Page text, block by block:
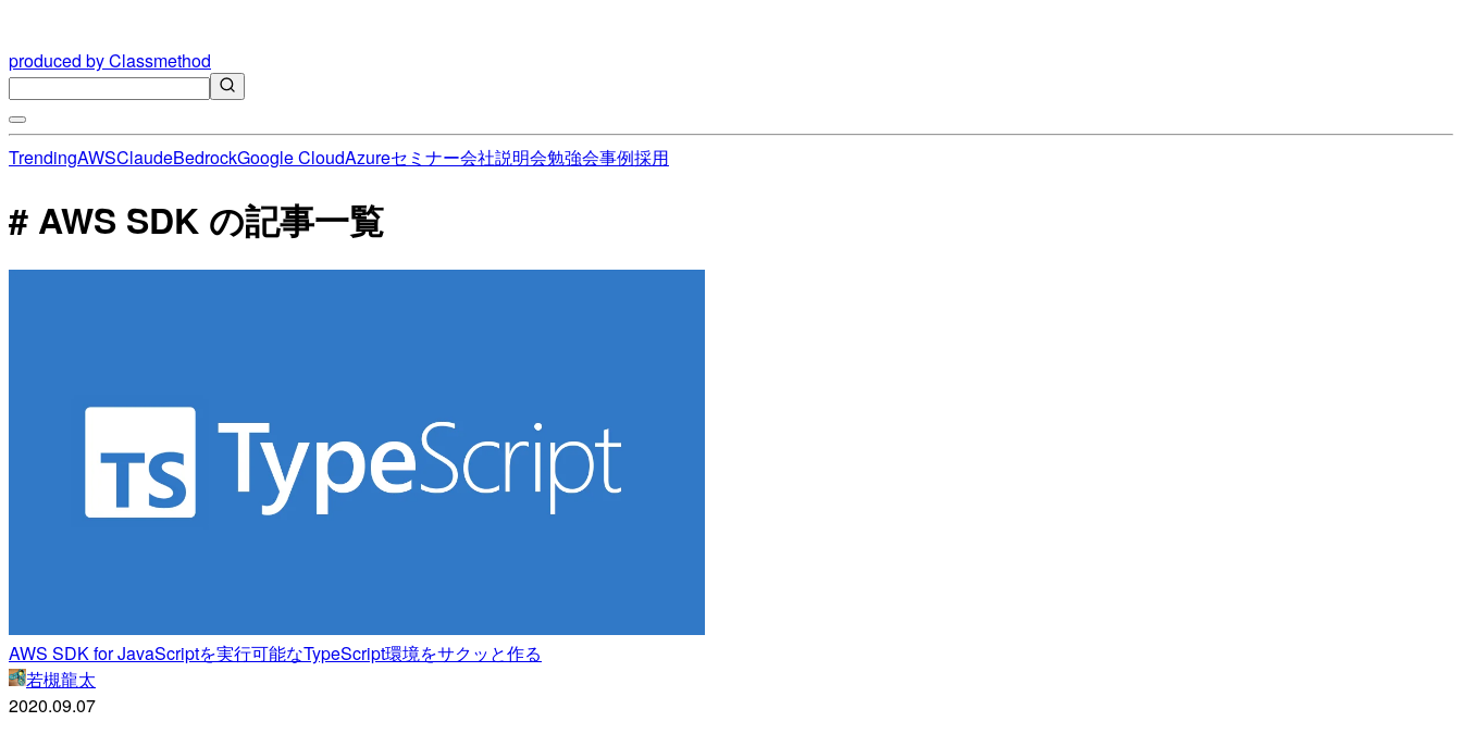
produced by Classmethod
TrendingAWSClaudeBedrockGoogle CloudAzureセミナー会社説明会勉強会事例採用
# AWS SDK の記事一覧
AWS SDK for JavaScriptを実行可能なTypeScript環境をサクッと作る
若槻龍太
2020.09.07